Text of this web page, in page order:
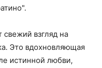
свежий взгляд на
Это вдохновляющая
истинной любви,